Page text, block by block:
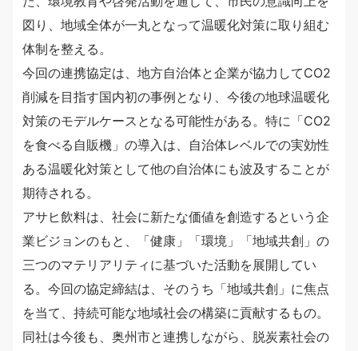
図り、地域全体が一丸となって温暖化対策に取り組む
体制を整える。
今回の連携協定は、地方自治体と企業が協力してCO2
削減を目指す国内初の事例となり、今後の地球温暖化
対策のモデルケースとなる可能性がある。特に「CO2
を食べる自販機」の導入は、自治体レベルでの実効性
ある温暖化対策として他の自治体にも波及することが
期待される。
アサヒ飲料は、社会に新たな価値を創造するという企
業ビジョンのもと、「健康」「環境」「地域共創」の
三つのマテリアリティに基づいた活動を展開してい
る。今回の協定締結は、そのうち「地域共創」に焦点
を当て、持続可能な地域社会の構築に貢献するもの。
同社は今後も、奥州市と連携しながら、脱炭素社会の